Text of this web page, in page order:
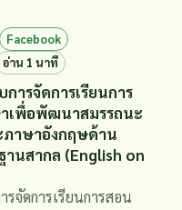
Facebook
อ่าน 1 นาที
การจัดการเรียนการ
เพื่อพัฒนาสมรรถนะ
าษาอังกฤษด้าน
านสากล (English on
รจัดการเรียนการสอน